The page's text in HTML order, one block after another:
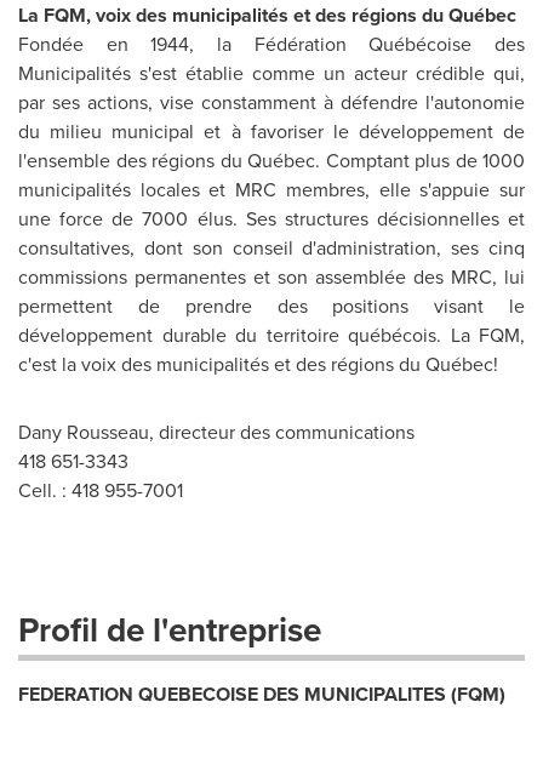
La FQM,voix des municipalités et des régions du Québec
Fondée en 1944, la Fédération Québécoise des
Municipalités s'est établie comme un acteur crédible qui,
par ses actions, vise constamment à défendre l'autonomie
du milieu municipal et à favoriser le développement de
l'ensemble des régions du Québec. Comptant plus de 1000
municipalités locales et MRC membres, elle s'appuie sur
une force de 7000 élus. Ses structures décisionnelles et
consultatives, dont son conseil d'administration, ses cinq
commissions permanentes et son assemblée des MRC, lui
permettent de prendre des positions visant le
développement durable du territoire québécois. La FQM,
c'est la voix des municipalités et des régions du Québec!
Dany Rousseau, directeur des communications
418 651-3343
Cell. : 418 955-7001
Profil de l'entreprise
FEDERATION QUEBECOISE DES MUNICIPALITES (FQM)